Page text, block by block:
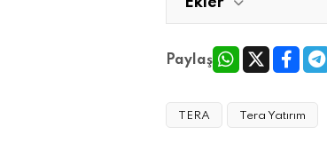
Paylaş
TERA Tera Yatırım